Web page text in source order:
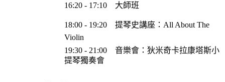
16:20 - 17:10 大師班
18:00 - 19:20 提琴史講座：All About The
Violin
19:30 - 21:00 音樂會： 狄米奇卡拉康塔斯小
提琴獨奏會